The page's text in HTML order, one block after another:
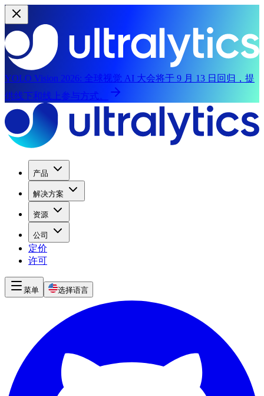
YOLO Vision 2026: 全球视觉 AI 大会将于 9 月 13 日回归，提
供线下和线上参与方式。
产品
解决方案
资源
公司
定价
许可
菜单 选择语言